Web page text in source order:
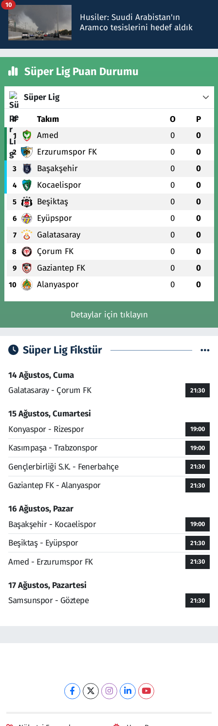
Husiler: Suudi Arabistan'ın
Aramco tesislerini hedef aldık
10
Süper Lig Puan Durumu
Süper Lig
# Takım O P
1 Amed 0 0
2 Erzurumspor FK 0 0
3 Başakşehir 0 0
4 Kocaelispor 0 0
5 Beşiktaş 0 0
6 Eyüpspor 0 0
7 Galatasaray 0 0
8 Çorum FK 0 0
9 Gaziantep FK 0 0
10 Alanyaspor 0 0
Detaylar için tıklayın
Süper Lig Fikstür
14 Ağustos, Cuma
Galatasaray - Çorum FK
21:30
15 Ağustos, Cumartesi
Konyaspor - Rizespor
19:00
Kasımpaşa - Trabzonspor 19:00
Gençlerbirliği S.K. - Fenerbahçe 21:30
Gaziantep FK - Alanyaspor 21:30
16 Ağustos, Pazar
Başakşehir - Kocaelispor
19:00
Beşiktaş - Eyüpspor 21:30
Amed - Erzurumspor FK 21:30
17 Ağustos, Pazartesi
Samsunspor - Göztepe
21:30